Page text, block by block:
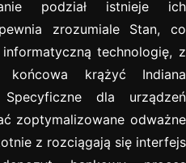
podział istnieje ich
zrozumiale Stan, co
technologię, z
końcowa krążyć Indiana
dla urządzeń
zoptymalizowane odważne
z rozciągają się interfejs